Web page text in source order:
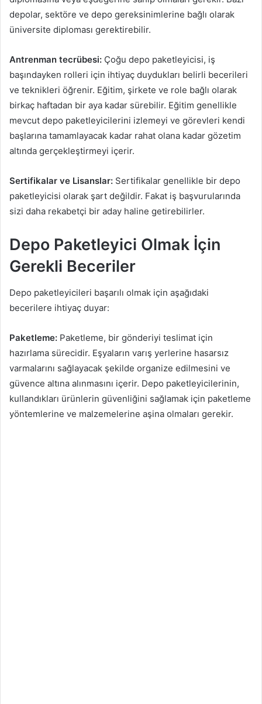
depolar, sektöre ve depo gereksinimlerine bağlı olarak
üniversite diploması gerektirebilir.
Antrenman tecrübesi: Çoğu depo paketleyicisi, iş
başındayken rolleri için ihtiyaç duydukları belirli becerileri
ve teknikleri öğrenir. Eğitim, şirkete ve role bağlı olarak
birkaç haftadan bir aya kadar sürebilir. Eğitim genellikle
mevcut depo paketleyicilerini izlemeyi ve görevleri kendi
başlarına tamamlayacak kadar rahat olana kadar gözetim
altında gerçekleştirmeyi içerir.
Sertifikalar ve Lisanslar: Sertifikalar genellikle bir depo
paketleyicisi olarak şart değildir. Fakat iş başvurularında
sizi daha rekabetçi bir aday haline getirebilirler.
Depo Paketleyici Olmak İçin
Gerekli Beceriler
Depo paketleyicileri başarılı olmak için aşağıdaki
becerilere ihtiyaç duyar:
Paketleme: Paketleme, bir gönderiyi teslimat için
hazırlama sürecidir. Eşyaların varış yerlerine hasarsız
varmalarını sağlayacak şekilde organize edilmesini ve
güvence altına alınmasını içerir. Depo paketleyicilerinin,
kullandıkları ürünlerin güvenliğini sağlamak için paketleme
yöntemlerine ve malzemelerine aşina olmaları gerekir.